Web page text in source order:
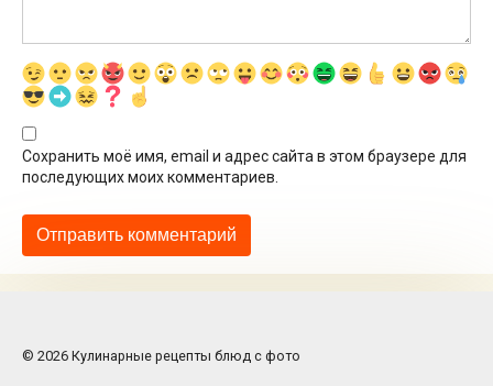
Сохранить моё имя, email и адрес сайта в этом браузере для
последующих моих комментариев.
© 2026 Кулинарные рецепты блюд с фото